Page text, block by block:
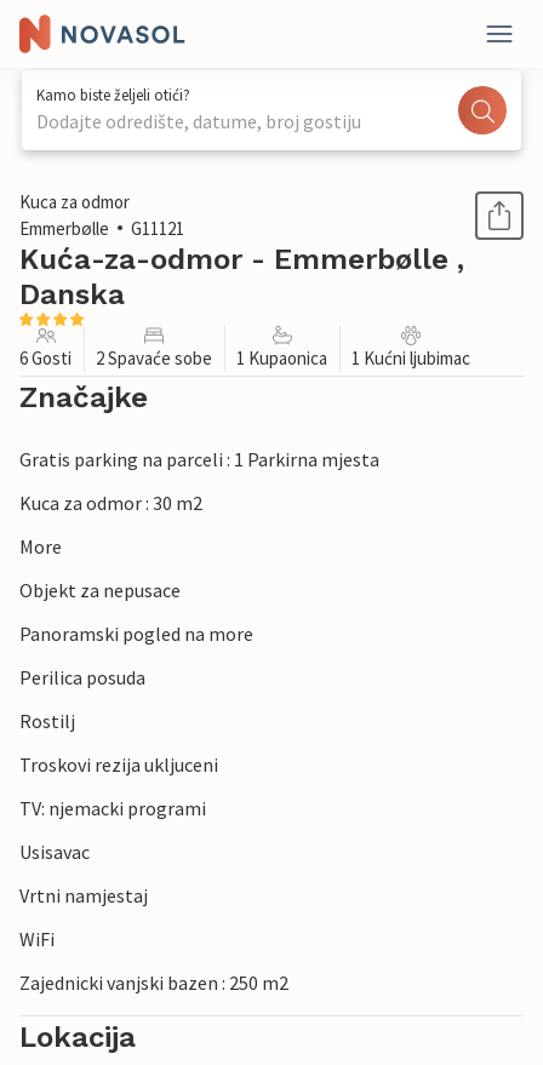
Kamo biste željeli otići?
Dodajte odredište, datume, broj gostiju
1 / 32
Kuca za odmor
Emmerbølle
G11121
Kuća-za-odmor - Emmerbølle ,
Danska
6 Gosti 2 Spavaće sobe 1 Kupaonica 1 Kućni ljubimac
Značajke
Gratis parking na parceli : 1 Parkirna mjesta
Kuca za odmor : 30 m2
More
Objekt za nepusace
Panoramski pogled na more
Perilica posuda
Rostilj
Troskovi rezija ukljuceni
TV: njemacki programi
Usisavac
Vrtni namjestaj
WiFi
Zajednicki vanjski bazen : 250 m2
Lokacija